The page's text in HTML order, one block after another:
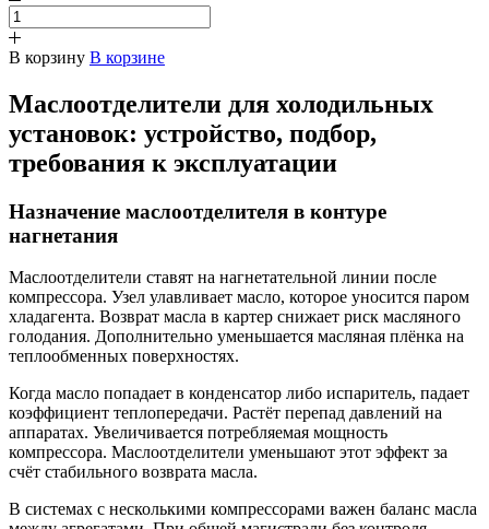
В корзину В корзине
Маслоотделители для холодильных
установок: устройство, подбор,
требования к эксплуатации
Назначение маслоотделителя в контуре
нагнетания
Маслоотделители ставят на нагнетательной линии после
компрессора. Узел улавливает масло, которое уносится паром
хладагента. Возврат масла в картер снижает риск масляного
голодания. Дополнительно уменьшается масляная плёнка на
теплообменных поверхностях.
Когда масло попадает в конденсатор либо испаритель, падает
коэффициент теплопередачи. Растёт перепад давлений на
аппаратах. Увеличивается потребляемая мощность
компрессора. Маслоотделители уменьшают этот эффект за
счёт стабильного возврата масла.
В системах с несколькими компрессорами важен баланс масла